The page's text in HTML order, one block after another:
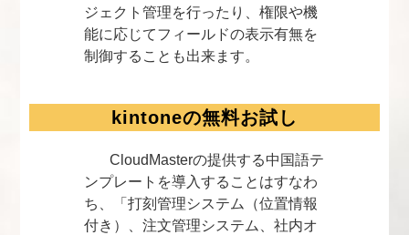
ジェクト管理を行ったり、権限や機
能に応じてフィールドの表示有無を
制御することも出来ます。
kintoneの無料お試し
CloudMasterの提供する中国語テ
ンプレートを導入することはすなわ
ち、「打刻管理システム（位置情報
付き）、注文管理システム、社内オ